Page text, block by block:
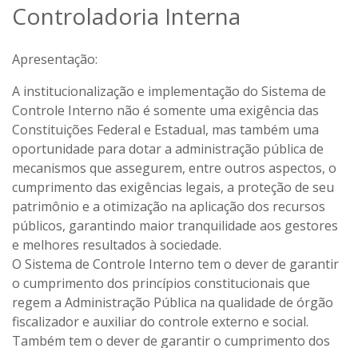
Controladoria Interna
Apresentação:
A institucionalização e implementação do Sistema de
Controle Interno não é somente uma exigência das
Constituições Federal e Estadual, mas também uma
oportunidade para dotar a administração pública de
mecanismos que assegurem, entre outros aspectos, o
cumprimento das exigências legais, a proteção de seu
patrimônio e a otimização na aplicação dos recursos
públicos, garantindo maior tranquilidade aos gestores
e melhores resultados à sociedade.
O Sistema de Controle Interno tem o dever de garantir
o cumprimento dos princípios constitucionais que
regem a Administração Pública na qualidade de órgão
fiscalizador e auxiliar do controle externo e social.
Também tem o dever de garantir o cumprimento dos